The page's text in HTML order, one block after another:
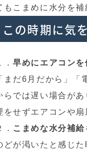
もこまめに水分を
この時期に気
．早めにエアコンを
まだ6月だから」
らでは遅い場合が
をせずエアコンや扇
． こまめな水分補給
どが渇いたと感じ